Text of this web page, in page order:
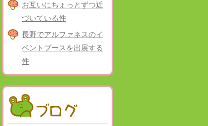
お互いにちょっとずつ近
づいている件
長野でアルファネスのイ
ベントブースを出展する
件